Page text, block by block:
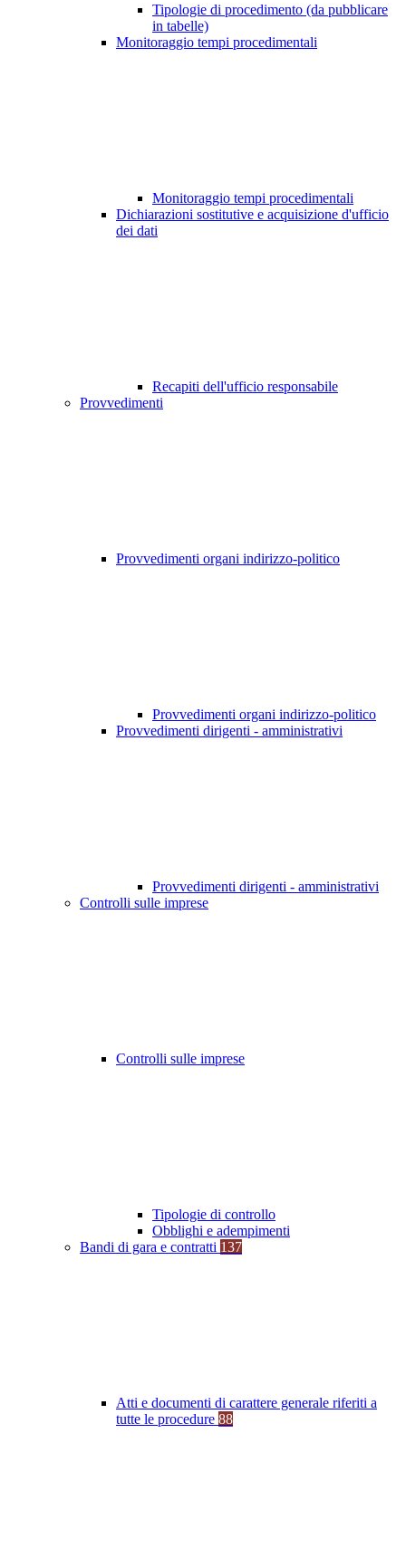
Tipologie di procedimento (da pubblicare
in tabelle)
Monitoraggio tempi procedimentali
Monitoraggio tempi procedimentali
Dichiarazioni sostitutive e acquisizione d'ufficio
dei dati
Recapiti dell'ufficio responsabile
Provvedimenti
Provvedimenti organi indirizzo-politico
Provvedimenti organi indirizzo-politico
Provvedimenti dirigenti - amministrativi
Provvedimenti dirigenti - amministrativi
Controlli sulle imprese
Controlli sulle imprese
Tipologie di controllo
Obblighi e adempimenti
Bandi di gara e contratti 137
Atti e documenti di carattere generale riferiti a
tutte le procedure 88